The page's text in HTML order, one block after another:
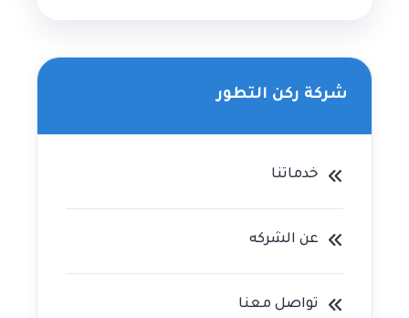
شركة ركن التطور
خدماتنا
عن الشركه
تواصل معنا